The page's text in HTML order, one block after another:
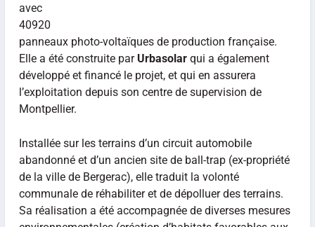
avec
40920
panneaux photo-voltaïques de production française.
Elle a été construite par Urbasolarqui a également
développé et financé le projet, et qui en assurera
l’exploitation depuis son centre de supervision de
Montpellier.
Installée sur les terrains d’un circuit automobile
abandonné et d’un ancien site de ball-trap (ex-propriété
de la ville de Bergerac), elle traduit la volonté
communale de réhabiliter et de dépolluer des terrains.
Sa réalisation a été accompagnée de diverses mesures